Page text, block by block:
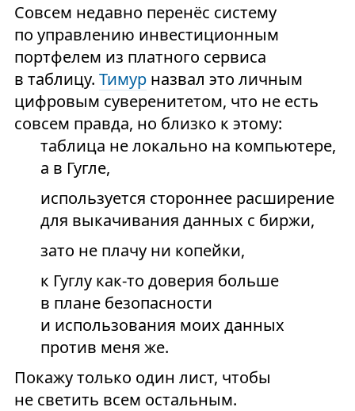
Совсем недавно перенёс систему
по управлению инвестиционным
портфелем из платного сервиса
в таблицу. Тимурназвал это личным
цифровым суверенитетом, что не есть
совсем правда, но близко к этому:
таблица не локально на компьютере,
а в Гугле,
используется стороннее расширение
для выкачивания данных с биржи,
зато не плачу ни копейки,
к Гуглу как-то доверия больше
в плане безопасности
и использования моих данных
против меня же.
Покажу только один лист, чтобы
не светить всем остальным.